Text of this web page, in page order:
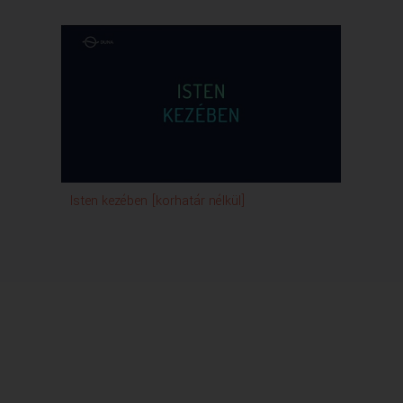
Isten kezében [korhatár nélkül]